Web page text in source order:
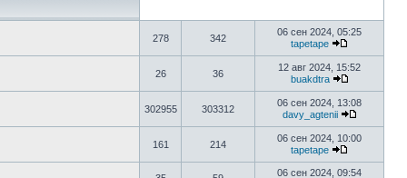
278 342
06 сен 2024, 05:25
tapetape
26 36
12 авг 2024, 15:52
buakdtra
302955 303312
06 сен 2024, 13:08
davy_agtenii
161 214
06 сен 2024, 10:00
tapetape
06 сен 2024, 09:54